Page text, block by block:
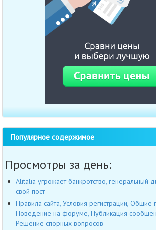
Популярное содержимое
Просмотры за день:
Alitalia угрожает банкротство, генеральный
свой пост
Правила сайта, Условия регистрации, Общие
Поведение на форуме, Публикация
Решение спорных вопросов